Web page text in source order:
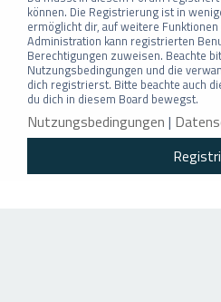
können. Die Registrierung ist in
ermöglicht dir, auf weitere
Administration kann registrierten
Berechtigungen zuweisen. Beachte
Nutzungsbedingungen und die
dich registrierst. Bitte beachte auch
du dich in diesem Board bewegst.
Nutzungsbedingungen |